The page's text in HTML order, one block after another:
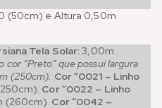
(50cm) e Altura 0,50m
Tela Solar:3,00m
cor “Preto” que possui largura
(250cm). Cor “0021 – Linho
Cor “0022 – Linho
(260cm). Cor “0042 –